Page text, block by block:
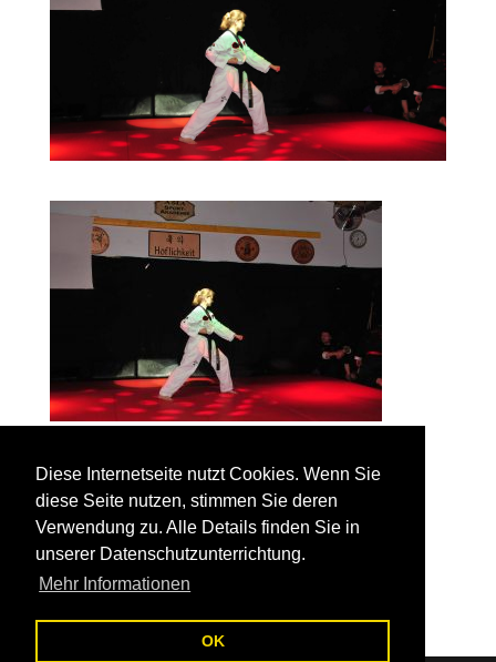
Diese Internetseite nutzt Cookies. Wenn Sie
diese Seite nutzen, stimmen Sie deren
Verwendung zu. Alle Details finden Sie in
unserer Datenschutzunterrichtung.
Mehr Informationen
OK
Kommentar absenden
Du musst angemeldet
abzugeben.